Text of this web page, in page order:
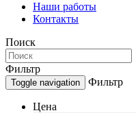
Наши работы
Контакты
Поиск
Фильтр
Toggle navigation Фильтр
Цена